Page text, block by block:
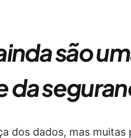
são
dos dados, mas